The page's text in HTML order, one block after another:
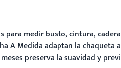
para medir busto, cintura,
A Medida adaptan la chaqueta
preserva la suavidad y